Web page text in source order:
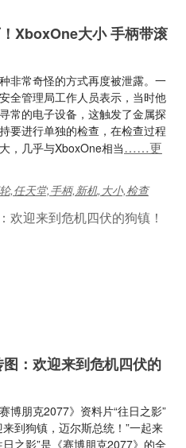
XboxOne大小 手柄带滚
非常奇怪的方式再度被泄露。一
全管理局工作人员表示，当时他
常的电子设备，这触发了金属探
要进行单独的检查，在检查过程
，几乎与XboxOne相当……更
,任天堂,手柄,新机,大小,检查
图：欢迎来到危机四伏的
博朋克2077》资料片“往日之影”
到狗镇，迈尔斯总统！”一起来
之影”是《赛博朋克2077》的全